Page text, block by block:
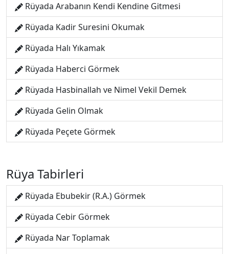
Rüyada Arabanın Kendi Kendine Gitmesi
Rüyada Kadir Suresini Okumak
Rüyada Halı Yıkamak
Rüyada Haberci Görmek
Rüyada Hasbinallah ve Nimel Vekil Demek
Rüyada Gelin Olmak
Rüyada Peçete Görmek
Rüya Tabirleri
Rüyada Ebubekir (R.A.) Görmek
Rüyada Cebir Görmek
Rüyada Nar Toplamak